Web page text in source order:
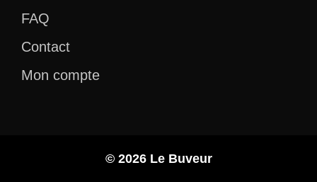
FAQ
Contact
Mon compte
© 2026 Le Buveur